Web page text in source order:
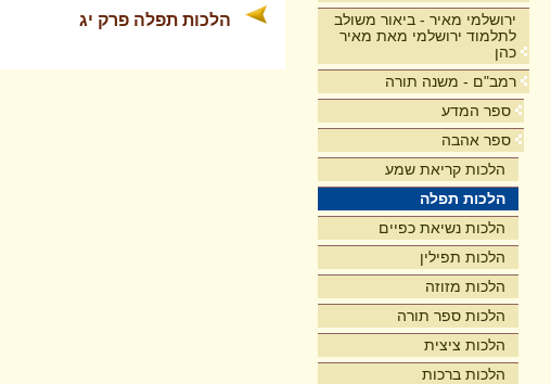
ירושלמי מאיר - ביאור משולב
לתלמוד ירושלמי מאת מאיר
כהן
רמב"ם - משנה תורה
ספר המדע
ספר אהבה
הלכות קריאת שמע
הלכות תפלה
הלכות נשיאת כפיים
הלכות תפילין
הלכות מזוזה
הלכות ספר תורה
הלכות ציצית
הלכות ברכות
הלכות תפלה פרק יג